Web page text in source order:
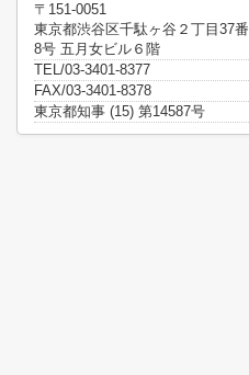
〒151-0051
東京都渋谷区千駄ヶ谷２丁目37番
8号 五月女ビル６階
TEL/03-3401-8377
FAX/03-3401-8378
東京都知事 (15) 第14587号